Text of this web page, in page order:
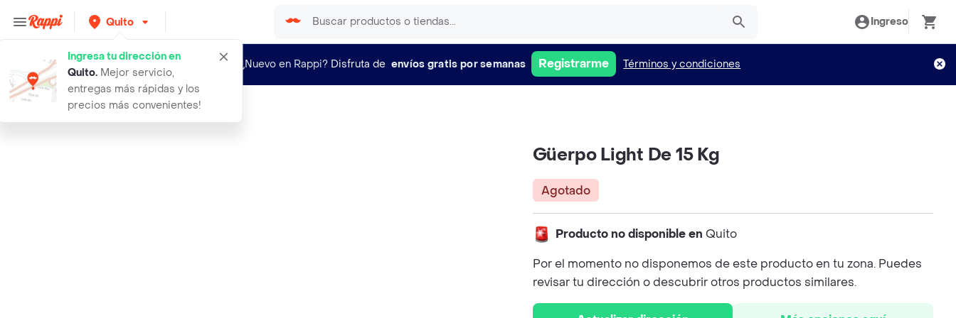
Quito
Ingresa tu dirección en
Quito. Mejor servicio,
entregas más rápidas y los
precios más convenientes!
Ingreso
¿Nuevo en Rappi? Disfruta de envíos gratis por semanas Registrarme Términos y condiciones
guerpo light de 15 kg
Güerpo Light De 15 Kg
Agotado
Producto no disponible en Quito
Por el momento no disponemos de este producto en tu zona. Puedes
revisar tu dirección o descubrir otros productos similares.